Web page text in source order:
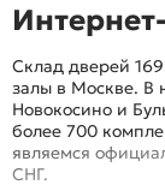
Склад дверей
залы в Москве. В
Новокосино и
более 700
являемся
СНГ.